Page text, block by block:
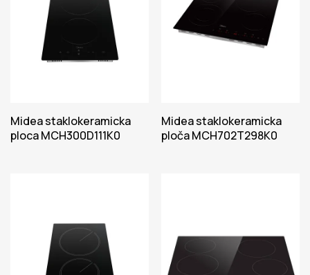
Midea staklokeramicka
ploca MCH300D111K0
Midea staklokeramicka
ploča MCH702T298K0